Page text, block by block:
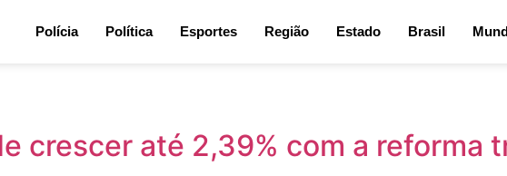
Polícia Política Esportes Região Estado Brasil
crescer até 2,39% com a reforma